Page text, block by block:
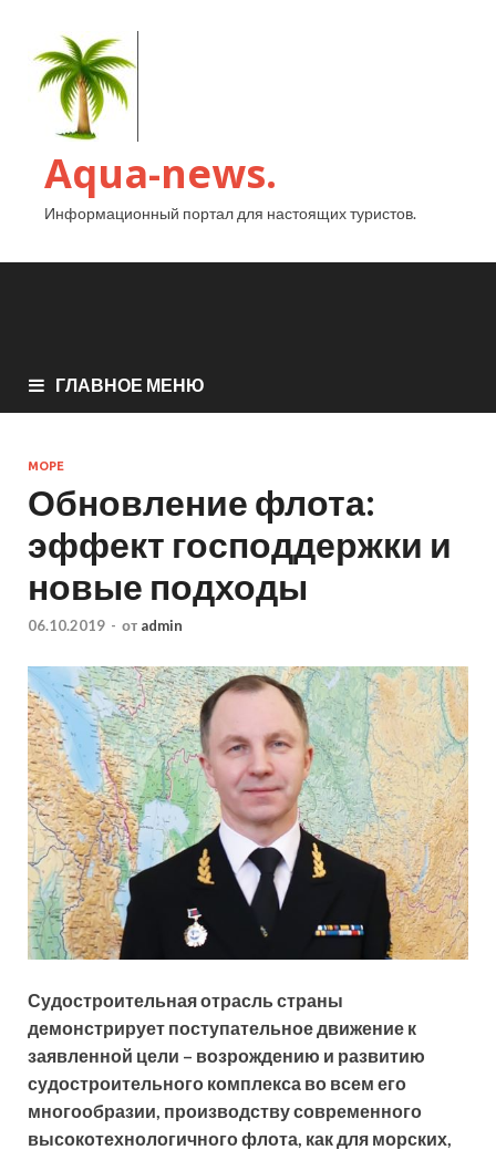
Aqua-news.
Информационный портал для настоящих туристов.
ГЛАВНОЕ МЕНЮ
МОРЕ
Обновление флота:
эффект господдержки и
новые подходы
06.10.2019 - от admin
Судостроительная отрасль страны
демонстрирует поступательное движение к
заявленной цели – возрождению и развитию
судостроительного комплекса во всем его
многообразии, производству современного
высокотехнологичного флота, как для морских,